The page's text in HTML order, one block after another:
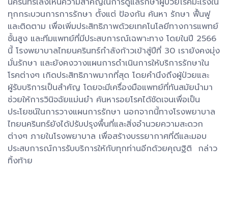
ทุกกระบวนการการรักษา ตั้งแต่ ป้องกัน ค้นหา รักษา ฟื้นฟู
และติดตาม เพื่อเพิ่มประสิทธิภาพด้วยเทคโนโลยีทางการแพทย์
ชั้นสูง และทีมแพทย์ที่มีประสบการณ์เฉพาะทาง โดยในปี 2566
นี้ โรงพยาบาลไทยนครินทร์กำลังก้าวเข้าสู่ปีที่ 30 เรายังคงมุ่ง
มั่นรักษา และยังคงวางแผนการดำเนินการให้บริการรักษาใน
โรคต่างๆ เกิดประสิทธิภาพมากที่สุด โดยคำนึงถึงผู้ป่วยและ
ผู้รับบริการเป็นสำคัญ โดยจะมีเครื่องมือแพทย์ที่ทันสมัยนำมา
ช่วยให้การวินิจฉัยแม่นยำ ค้นหารอยโรคได้ชัดเจนเพื่อเป็น
ประโยชน์ในการวางแผนการรักษา นอกจากนี้ทางโรงพยาบาล
ไทยนครินทร์ยังได้ปรับปรุงพื้นที่และสิ่งอำนวยความสะดวก
ต่างๆ ภายในโรงพยาบาล เพื่อสร้างบรรยากาศที่ดีและมอบ
ประสบการณ์การรับบริการให้กับทุกท่านอีกด้วยคุณฐิติ กล่าว
ทิ้งท้าย